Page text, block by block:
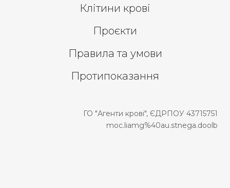
Клітини крові
Проєкти
Правила та умови
Протипоказання
ГО "Агенти крові", ЄДРПОУ 43715751
moc.liamg%40au.stnega.doolb